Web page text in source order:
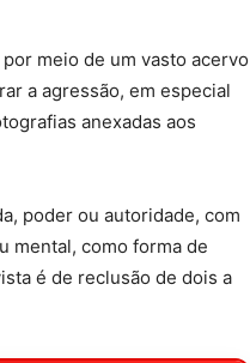
meio de um vasto acervo
a agressão, em especial
anexadas aos
poder ou autoridade, com
mental, como forma de
é de reclusão de dois a